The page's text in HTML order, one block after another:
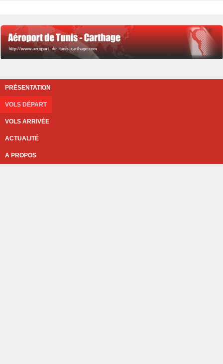
PRÉSENTATION
VOLS DÉPART
VOLS ARRIVÉE
ACTUALITÉ
A PROPOS